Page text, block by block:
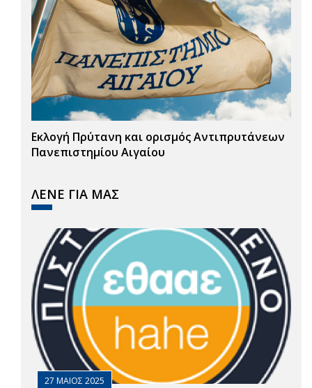
Εκλογή Πρύτανη και ορισμός Αντιπρυτάνεων
Πανεπιστημίου Αιγαίου
ΛΕΝΕ ΓΙΑ ΜΑΣ
27 ΜΑΙΟΣ 2025